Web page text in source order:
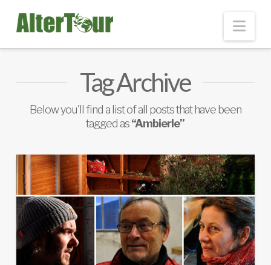
Tag Archive
Below you'll find a list of all posts that have been
tagged as“Ambierle”